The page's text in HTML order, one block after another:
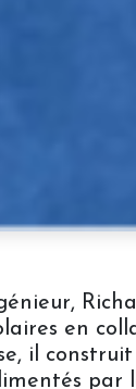
en
il
par